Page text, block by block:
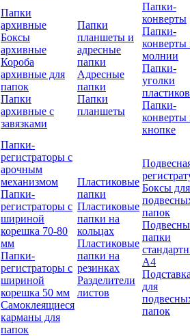
Папки
архивные
Боксы
архивные
Короба
архивные для
папок
Папки
архивные с
завязками
Папки
планшеты и
адресные
папки
Адресные
папки
Папки
планшеты
Папки-
конверты
Папки-
конверты
молнии
Папки-
уголки
Папки-
конверты
кнопке
Папки-
регистраторы с
арочным
механизмом
Папки-
регистраторы с
шириной
корешка 70-80
мм
Папки-
регистраторы с
шириной
корешка 50 мм
Самоклеящиеся
карманы для
папок
Пластиковые
папки
Пластиковые
папки на
кольцах
Пластиковые
папки на
резинках
Разделители
листов
Боксы для
папок
папки
А4
для
папок